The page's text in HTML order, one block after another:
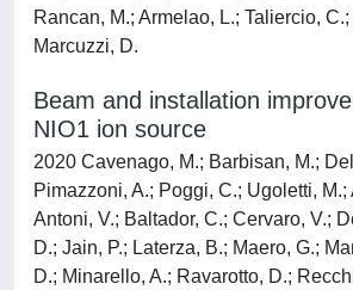
Rancan, M.; Armelao, L.; Taliercio,
Marcuzzi, D.
Beam and installation
NIO1 ion source
2020 Cavenago, M.; Barbisan, M.;
Pimazzoni, A.; Poggi, C.; Ugoletti, M.;
Antoni, V.; Baltador, C.; Cervaro, V.;
D.; Jain, P.; Laterza, B.; Maero, G.;
D.; Minarello, A.; Ravarotto, D.;